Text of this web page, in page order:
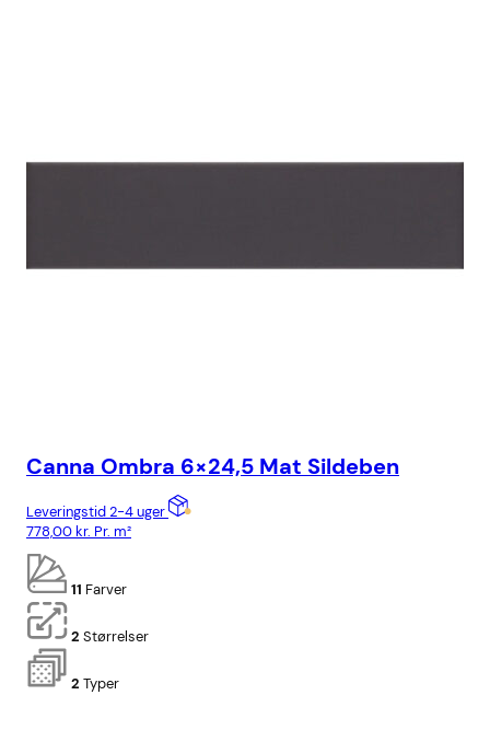
Canna Ombra 6×24,5 Mat Sildeben
Leveringstid 2-4 uger
778,00kr. Pr. m²
11 Farver
2 Størrelser
2 Typer